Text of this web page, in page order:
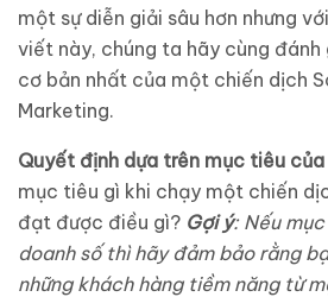
một sự diễn giải sâu hơn nhưng
viết này, chúng ta hãy cùng đánh
cơ bản nhất của một chiến dịch
Marketing.
Quyết định dựa trên mục tiêu
mục tiêu gì khi chạy một chiến
đạt được điều gì? Gợi ý: Nếu
doanh số thì hãy đảm bảo rằng
những khách hàng tiềm năng từ